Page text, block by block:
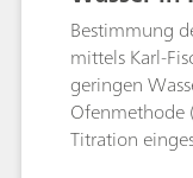
Bestimmung
mittels Karl-
geringen
Ofenmethode
Titration